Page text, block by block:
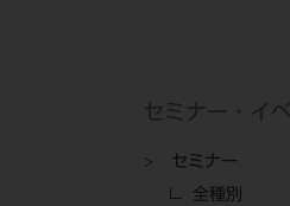
セミナー・イ
セミナー
全種別